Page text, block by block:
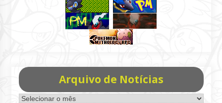
Arquivo de Notícias
Arquivo